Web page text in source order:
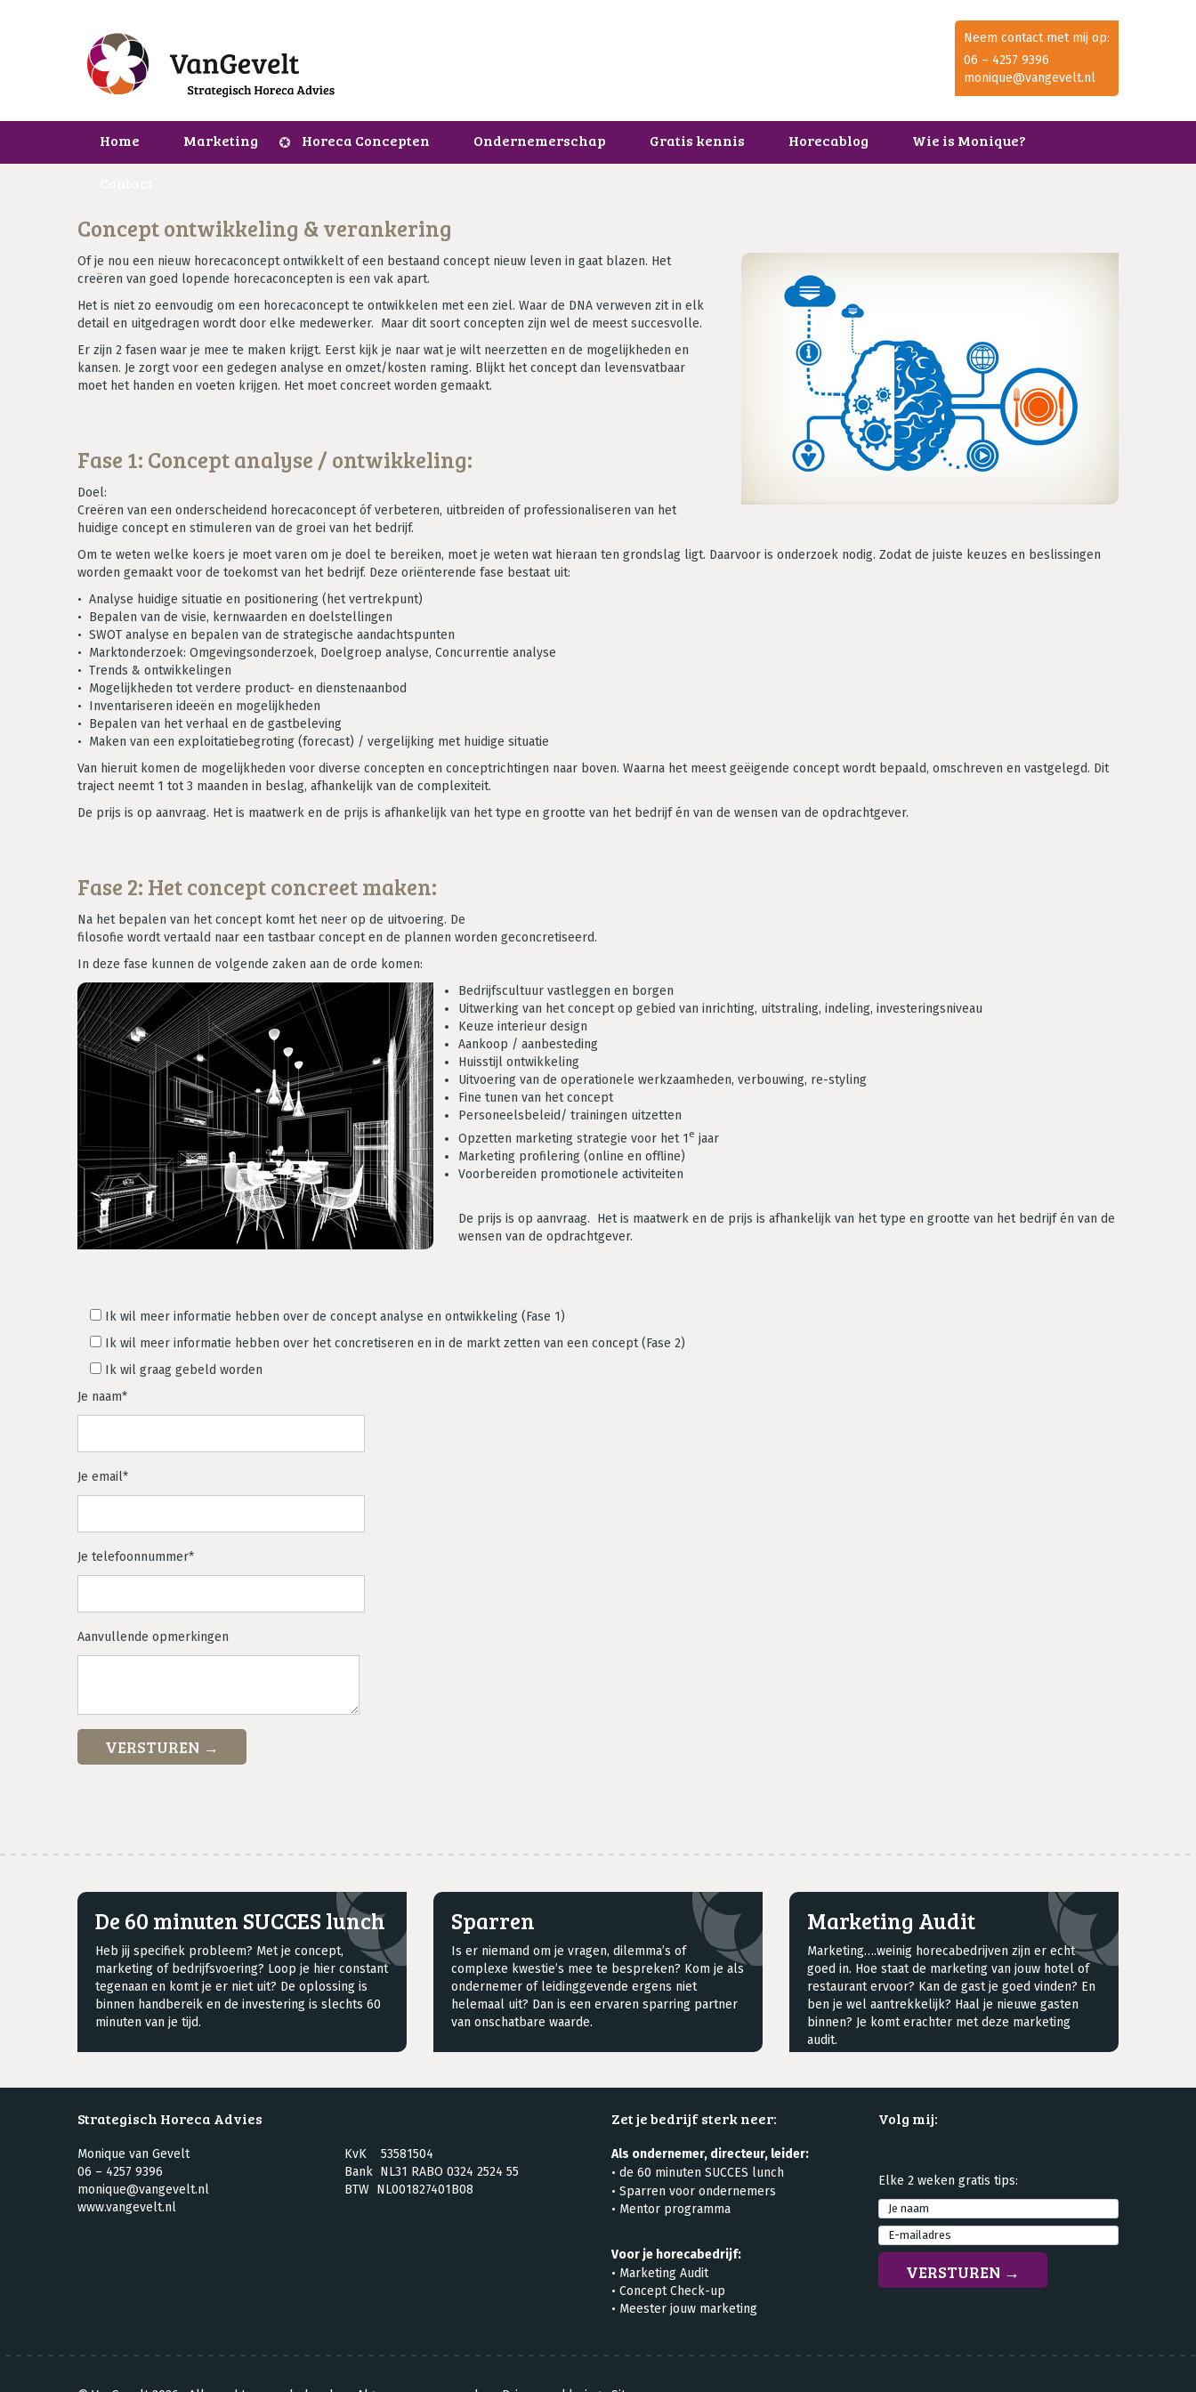
Neem contact met mij op:
06 – 4257 9396
monique@vangevelt.nl
Home Marketing Horeca Concepten Ondernemerschap Gratis kennis Horecablog Wie is Monique?
Concept ontwikkeling & verankering
Of je nou een nieuw horecaconcept ontwikkelt of een bestaand concept nieuw leven in gaat blazen. Het
creëren van goed lopende horecaconcepten is een vak apart.
Het is niet zo eenvoudig om een horecaconcept te ontwikkelen met een ziel. Waar de DNA verweven zit in elk
detail en uitgedragen wordt door elke medewerker. Maar dit soort concepten zijn wel de meest succesvolle.
Er zijn 2 fasen waar je mee te maken krijgt. Eerst kijk je naar wat je wilt neerzetten en de mogelijkheden en
kansen. Je zorgt voor een gedegen analyse en omzet/kosten raming. Blijkt het concept dan levensvatbaar
moet het handen en voeten krijgen. Het moet concreet worden gemaakt.
Fase 1: Concept analyse / ontwikkeling:
Doel:
Creëren van een onderscheidend horecaconcept óf verbeteren, uitbreiden of professionaliseren van het
huidige concept en stimuleren van de groei van het bedrijf.
Om te weten welke koers je moet varen om je doel te bereiken, moet je weten wat hieraan ten grondslag ligt. Daarvoor is onderzoek nodig. Zodat de juiste keuzes en beslissingen
worden gemaakt voor de toekomst van het bedrijf. Deze oriënterende fase bestaat uit:
• Analyse huidige situatie en positionering (het vertrekpunt)
• Bepalen van de visie, kernwaarden en doelstellingen
• SWOT analyse en bepalen van de strategische aandachtspunten
• Marktonderzoek: Omgevingsonderzoek, Doelgroep analyse, Concurrentie analyse
• Trends & ontwikkelingen
• Mogelijkheden tot verdere product- en dienstenaanbod
• Inventariseren ideeën en mogelijkheden
• Bepalen van het verhaal en de gastbeleving
• Maken van een exploitatiebegroting (forecast) / vergelijking met huidige situatie
Van hieruit komen de mogelijkheden voor diverse concepten en conceptrichtingen naar boven. Waarna het meest geëigende concept wordt bepaald, omschreven en vastgelegd. Dit
traject neemt 1 tot 3 maanden in beslag, afhankelijk van de complexiteit.
De prijs is op aanvraag. Het is maatwerk en de prijs is afhankelijk van het type en grootte van het bedrijf én van de wensen van de opdrachtgever.
Fase 2: Het concept concreet maken:
Na het bepalen van het concept komt het neer op de uitvoering. De
filosofie wordt vertaald naar een tastbaar concept en de plannen worden geconcretiseerd.
In deze fase kunnen de volgende zaken aan de orde komen:
Bedrijfscultuur vastleggen en borgen
Uitwerking van het concept op gebied van inrichting, uitstraling, indeling, investeringsniveau
Keuze interieur design
Aankoop / aanbesteding
Huisstijl ontwikkeling
Uitvoering van de operationele werkzaamheden, verbouwing, re-styling
Fine tunen van het concept
Personeelsbeleid/ trainingen uitzetten
Opzetten marketing strategie voor het 1 e jaar
Marketing profilering (online en offline)
Voorbereiden promotionele activiteiten
De prijs is op aanvraag. Het is maatwerk en de prijs is afhankelijk van het type en grootte van het bedrijf én van de
wensen van de opdrachtgever.
Ik wil meer informatie hebben over de concept analyse en ontwikkeling (Fase 1)
Ik wil meer informatie hebben over het concretiseren en in de markt zetten van een concept (Fase 2)
Ik wil graag gebeld worden
Je naam*
Je email*
Je telefoonnummer*
Aanvullende opmerkingen
De 60 minuten SUCCES lunch
Heb jij specifiek probleem? Met je concept,
marketing of bedrijfsvoering? Loop je hier constant
tegenaan en komt je er niet uit? De oplossing is
binnen handbereik en de investering is slechts 60
minuten van je tijd.
Sparren
Is er niemand om je vragen, dilemma’s of
complexe kwestie’s mee te bespreken? Kom je als
ondernemer of leidinggevende ergens niet
helemaal uit? Dan is een ervaren sparring partner
van onschatbare waarde.
Marketing Audit
Marketing….weinig horecabedrijven zijn er echt
goed in. Hoe staat de marketing van jouw hotel of
restaurant ervoor? Kan de gast je goed vinden? En
ben je wel aantrekkelijk? Haal je nieuwe gasten
binnen? Je komt erachter met deze marketing
audit.
Strategisch Horeca Advies
Monique van Gevelt
06 – 4257 9396
monique@vangevelt.nl
www.vangevelt.nl
KvK 53581504
Bank NL31 RABO 0324 2524 55
BTW NL001827401B08
Zet je bedrijf sterk neer:
Als ondernemer, directeur, leider:
• de 60 minuten SUCCES lunch
• Sparren voor ondernemers
• Mentor programma
Voor je horecabedrijf:
• Marketing Audit
• Concept Check-up
• Meester jouw marketing
Volg mij:
Elke 2 weken gratis tips: